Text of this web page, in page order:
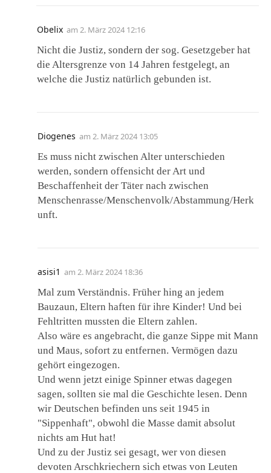
Obelix am 2. März 2024 12:16
Nicht die Justiz, sondern der sog. Gesetzgeber hat
die Altersgrenze von 14 Jahren festgelegt, an
welche die Justiz natürlich gebunden ist.
Diogenes am 2. März 2024 13:05
Es muss nicht zwischen Alter unterschieden
werden, sondern offensicht der Art und
Beschaffenheit der Täter nach zwischen
Menschenrasse/Menschenvolk/Abstammung/Herk
unft.
asisi1 am 2. März 2024 18:36
Mal zum Verständnis. Früher hing an jedem
Bauzaun, Eltern haften für ihre Kinder! Und bei
Fehltritten mussten die Eltern zahlen.
Also wäre es angebracht, die ganze Sippe mit Mann
und Maus, sofort zu entfernen. Vermögen dazu
gehört eingezogen.
Und wenn jetzt einige Spinner etwas dagegen
sagen, sollten sie mal die Geschichte lesen. Denn
wir Deutschen befinden uns seit 1945 in
"Sippenhaft", obwohl die Masse damit absolut
nichts am Hut hat!
Und zu der Justiz sei gesagt, wer von diesen
devoten Arschkriechern sich etwas von Leuten